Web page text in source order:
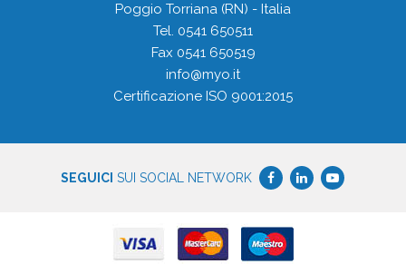
Poggio Torriana (RN) - Italia
Tel. 0541 650511
Fax 0541 650519
info@myo.it
Certificazione ISO 9001:2015
SEGUICI SUI SOCIAL NETWORK